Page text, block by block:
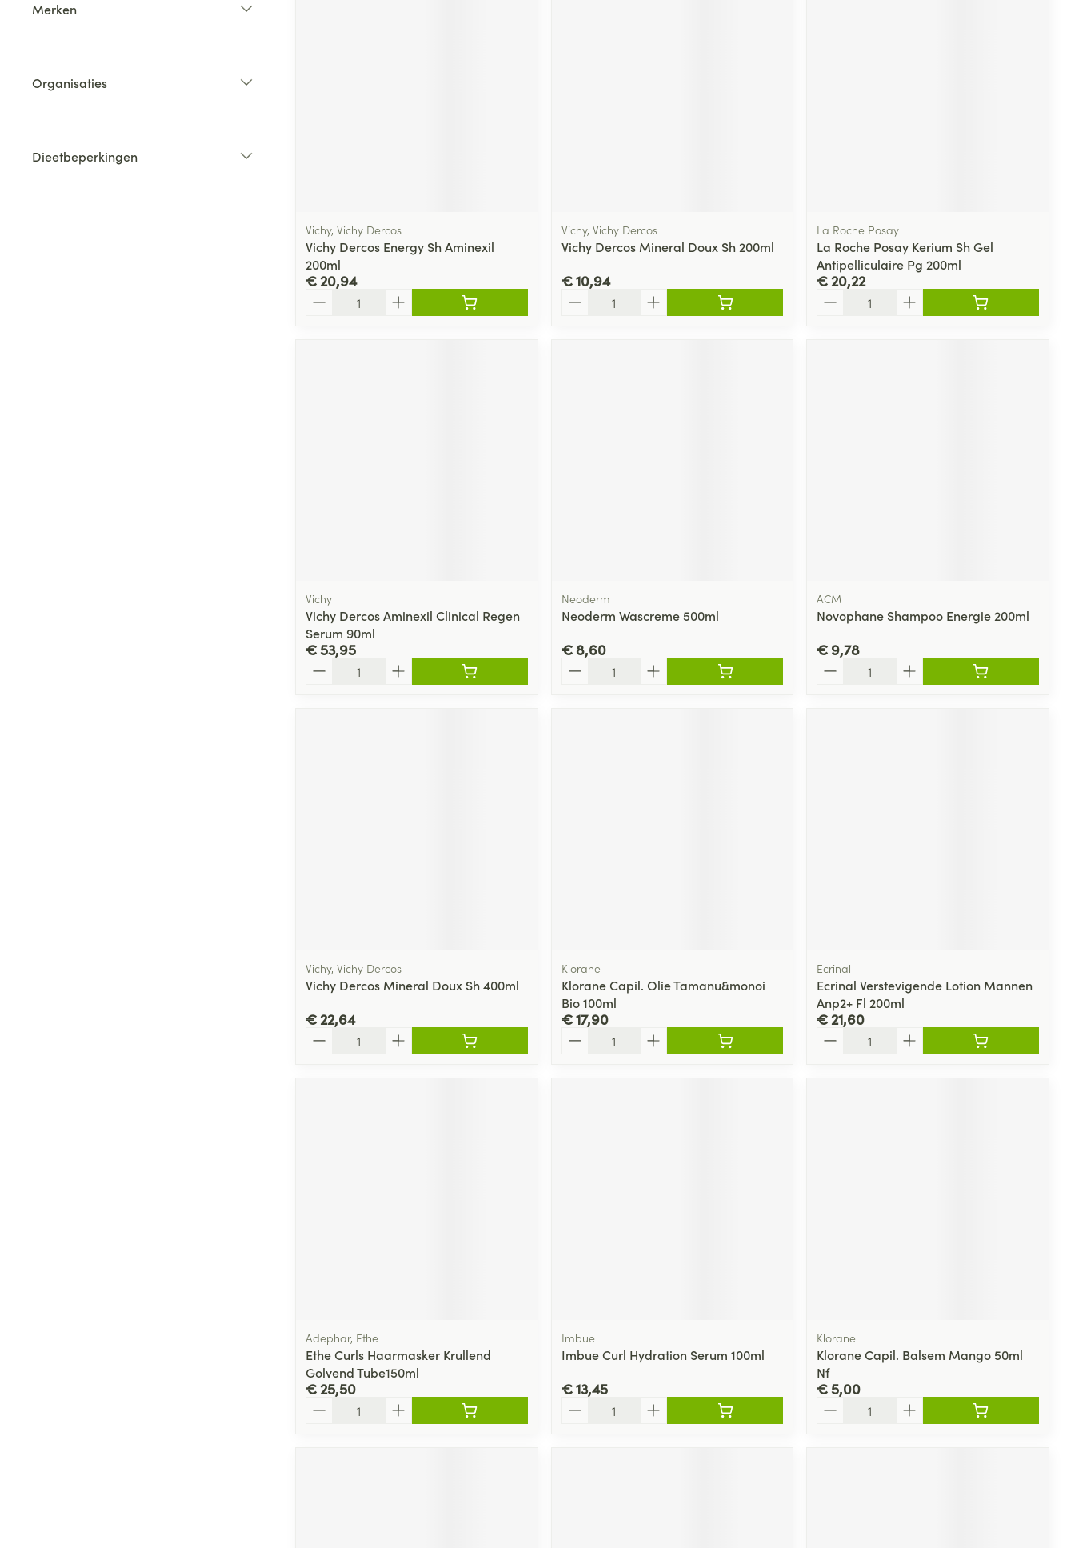
Merken
Organisaties
Dieetbeperkingen
Vichy, Vichy Dercos
Vichy Dercos Energy Sh Aminexil
200ml
€ 20,94
Vichy, Vichy Dercos
Vichy Dercos Mineral Doux Sh 200ml
€ 10,94
La Roche Posay
La Roche Posay Kerium Sh Gel
Antipelliculaire Pg 200ml
€ 20,22
Vichy
Vichy Dercos Aminexil Clinical Regen
Serum 90ml
€ 53,95
Neoderm
Neoderm Wascreme 500ml
€ 8,60
ACM
Novophane Shampoo Energie 200ml
€ 9,78
Vichy, Vichy Dercos
Vichy Dercos Mineral Doux Sh 400ml
€ 22,64
Klorane
Klorane Capil. Olie Tamanu&monoi
Bio 100ml
€ 17,90
Ecrinal
Ecrinal Verstevigende Lotion Mannen
Anp2+ Fl 200ml
€ 21,60
Adephar, Ethe
Ethe Curls Haarmasker Krullend
Golvend Tube150ml
€ 25,50
Imbue
Imbue Curl Hydration Serum 100ml
€ 13,45
Klorane
Klorane Capil. Balsem Mango 50ml
Nf
€ 5,00